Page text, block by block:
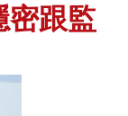
密跟監